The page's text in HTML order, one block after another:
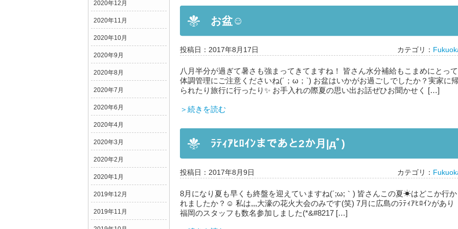
2020年12月
2020年11月
2020年10月
2020年9月
2020年8月
2020年7月
2020年6月
2020年4月
2020年3月
2020年2月
2020年1月
2019年12月
2019年11月
お盆☺
投稿日：2017年8月17日 カテゴリ：
八月半分が過ぎて暑さも強まってきてますね！ 皆さん水分補給もこまめにとって
体調管理にご注意くださいね(´；ω；`) お盆はいかがお過ごしでしたか？実家に
られたり旅行に行ったり✨ お手入れの際夏の思い出お話ぜひお聞かせく […]
＞続きを読む
ﾗﾃｨｱﾋﾛｲﾝまであと2か月|дﾟ)
投稿日：2017年8月9日 カテゴリ：
8月になり夏も早くも終盤を迎えていますね(´;ω;｀) 皆さんこの夏☀はどこか行か
れましたか？☺ 私は,,,大濠の花火大会のみです(笑) 7月に広島のﾗﾃｨｱﾋﾛｲﾝがあり
福岡のスタッフも数名参加しました(*&#8217 […]